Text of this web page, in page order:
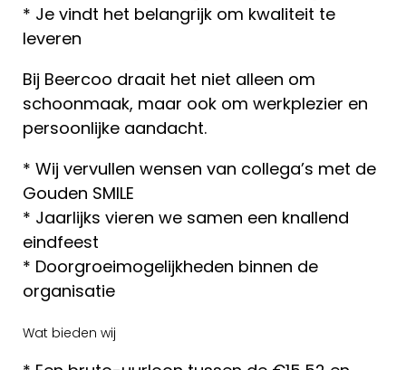
* Je vindt het belangrijk om kwaliteit te
leveren
Bij Beercoo draait het niet alleen om
schoonmaak, maar ook om werkplezier en
persoonlijke aandacht.
* Wij vervullen wensen van collega’s met de
Gouden SMILE
* Jaarlijks vieren we samen een knallend
eindfeest
* Doorgroeimogelijkheden binnen de
organisatie
Wat bieden wij